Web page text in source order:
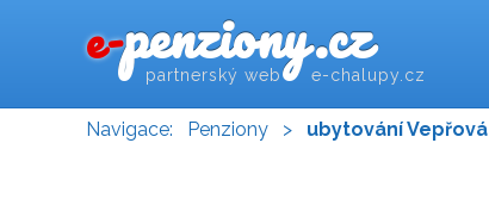
e-penziony.cz
partnerský web e-chalupy.cz
Navigace: Penziony > ubytování Vepřová